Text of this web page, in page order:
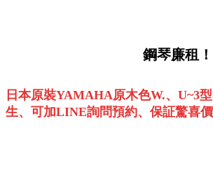
鋼琴廉租
日本原裝YAMAHA原木色W.、 U~3型
生、可加LINE詢問預約、保証驚喜價